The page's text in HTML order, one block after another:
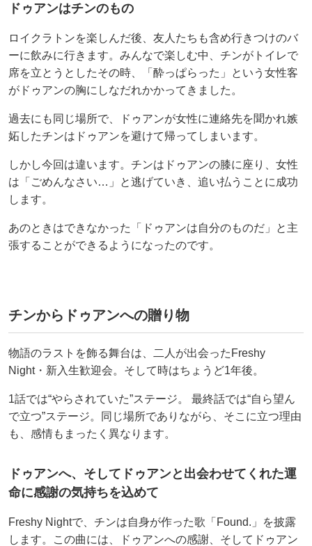
ドゥアンはチンのもの
ロイクラトンを楽しんだ後、友人たちも含め行きつけのバ
ーに飲みに行きます。みんなで楽しむ中、チンがトイレで
席を立とうとしたその時、「酔っぱらった」という女性客
がドゥアンの胸にしなだれかかってきました。
過去にも同じ場所で、ドゥアンが女性に連絡先を聞かれ嫉
妬したチンはドゥアンを避けて帰ってしまいます。
しかし今回は違います。チンはドゥアンの膝に座り、女性
は「ごめんなさい…」と逃げていき、追い払うことに成功
します。
あのときはできなかった「ドゥアンは自分のものだ」と主
張することができるようになったのです。
チンからドゥアンへの贈り物
物語のラストを飾る舞台は、二人が出会ったFreshy
Night・新入生歓迎会。そして時はちょうど1年後。
1話では“やらされていた”ステージ。 最終話では“自ら望ん
で立つ”ステージ。同じ場所でありながら、そこに立つ理由
も、感情もまったく異なります。
ドゥアンへ、そしてドゥアンと出会わせてくれた運
命に感謝の気持ちを込めて
Freshy Nightで、チンは自身が作った歌「Found.」を披露
します。この曲には、ドゥアンへの感謝、そしてドゥアン